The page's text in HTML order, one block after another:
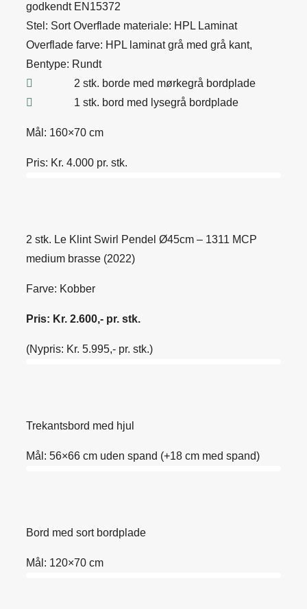
godkendt EN15372
Stel: Sort Overflade materiale: HPL Laminat
Overflade farve: HPL laminat grå med grå kant,
Bentype: Rundt
2 stk. borde med mørkegrå bordplade
1 stk. bord med lysegrå bordplade
Mål: 160×70 cm
Pris: Kr. 4.000 pr. stk.
2 stk. Le Klint Swirl Pendel Ø45cm – 1311 MCP
medium brasse (2022)
Farve: Kobber
Pris: Kr. 2.600,- pr. stk.
(Nypris: Kr. 5.995,- pr. stk.)
Trekantsbord med hjul
Mål: 56×66 cm uden spand (+18 cm med spand)
Bord med sort bordplade
Mål: 120×70 cm